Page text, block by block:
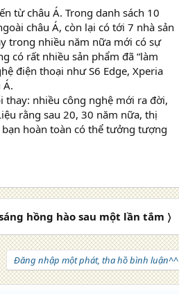
từ châu Á. Trong danh sách 10
châu Á, còn lại có tới 7 nhà sản
trong nhiều năm nữa mới có sự
có rất nhiều sản phẩm đã “làm
điện thoại như S6 Edge, Xperia
Á.
nhiều công nghệ mới ra đời,
rằng sau 20, 30 năm nữa, thị
hoàn toàn có thể tưởng tượng
hồng hào sau một lần tắm 〉
Đăng nhập một phát, tha hồ bình luận^^